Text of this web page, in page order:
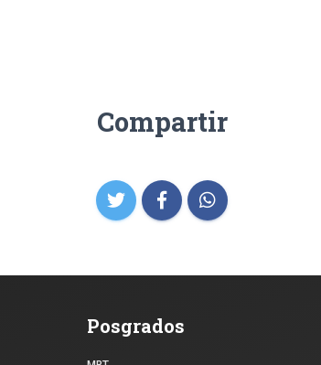
Compartir
Posgrados